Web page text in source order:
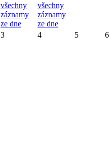
všechny
záznamy
ze dne
všechny
záznamy
ze dne
3 4 5 6